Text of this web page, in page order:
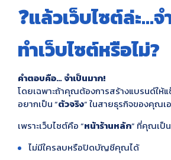
❓แล้วเว็บไซต์ล่ะ...
ทำเว็บไซต์หรือไม่?
คำตอบคือ… จำเป็นมาก!
โดยเฉพาะถ้าคุณต้องการสร้างแบรนด์ให้แ
อยากเป็น “ตัวจริง” ในสายธุรกิจของคุณเ
เพราะเว็บไซต์คือ “หน้าร้านหลัก” ที่คุณเป็
ไม่มีใครลบหรือปิดบัญชีคุณได้